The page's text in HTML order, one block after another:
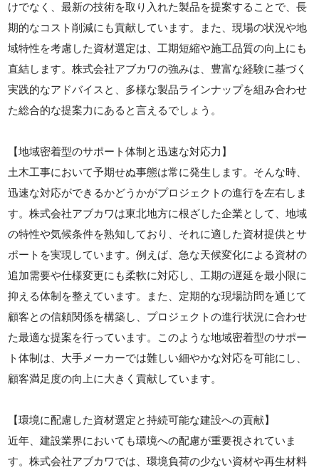
けでなく、最新の技術を取り入れた製品を提案することで、長
期的なコスト削減にも貢献しています。また、現場の状況や地
域特性を考慮した資材選定は、工期短縮や施工品質の向上にも
直結します。株式会社アブカワの強みは、豊富な経験に基づく
実践的なアドバイスと、多様な製品ラインナップを組み合わせ
た総合的な提案力にあると言えるでしょう。
【地域密着型のサポート体制と迅速な対応力】
土木工事において予期せぬ事態は常に発生します。そんな時、
迅速な対応ができるかどうかがプロジェクトの進行を左右しま
す。株式会社アブカワは東北地方に根ざした企業として、地域
の特性や気候条件を熟知しており、それに適した資材提供とサ
ポートを実現しています。例えば、急な天候変化による資材の
追加需要や仕様変更にも柔軟に対応し、工期の遅延を最小限に
抑える体制を整えています。また、定期的な現場訪問を通じて
顧客との信頼関係を構築し、プロジェクトの進行状況に合わせ
た最適な提案を行っています。このような地域密着型のサポー
ト体制は、大手メーカーでは難しい細やかな対応を可能にし、
顧客満足度の向上に大きく貢献しています。
【環境に配慮した資材選定と持続可能な建設への貢献】
近年、建設業界においても環境への配慮が重要視されていま
す。株式会社アブカワでは、環境負荷の少ない資材や再生材料